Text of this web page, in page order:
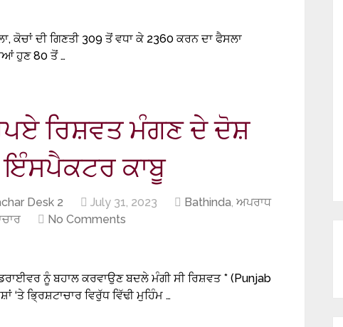
ਕੋਚਾਂ ਦੀ ਗਿਣਤੀ 309 ਤੋਂ ਵਧਾ ਕੇ 2360 ਕਰਨ ਦਾ ਫੈਸਲਾ
ਹੁਣ 80 ਤੋਂ …
ਰਿਸ਼ਵਤ ਮੰਗਣ ਦੇ ਦੋਸ਼
ਇੰਸਪੈਕਟਰ ਕਾਬੂ
Desk 2 July 31, 2023 Bathinda, ਅਪਰਾਧ
No Comments
ਨੂੰ ਬਹਾਲ ਕਰਵਾਉਣ ਬਦਲੇ ਮੰਗੀ ਸੀ ਰਿਸ਼ਵਤ * (Punjab
‘ਤੇ ਭ੍ਰਿਸ਼ਟਾਚਾਰ ਵਿਰੁੱਧ ਵਿੱਢੀ ਮੁਹਿੰਮ …